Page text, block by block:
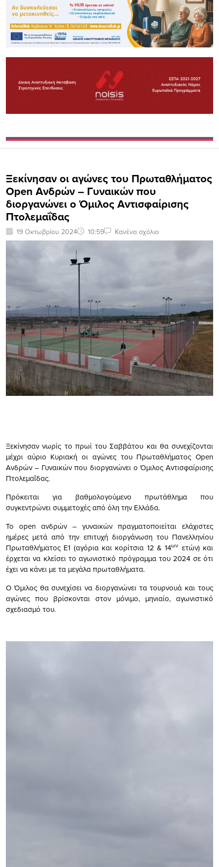
Ξεκίνησαν οι αγώνες του Πρωταθλήματος
Open Ανδρών – Γυναικών που
διοργανώνει ο Όμιλος Αντισφαίρισης
Πτολεμαΐδας
19 Οκτωβρίου 2024 10:59 Κανένα σχόλιο
Ξεκίνησαν νωρίς το πρωί του Σαββάτου και θα συνεχίζονται
μέχρι αύριο Κυριακή οι αγώνες του Πρωταθλήματος Open
Ανδρών – Γυναικών που διοργανώνει ο Όμιλος Αντισφαίρισης
Πτολεμαΐδας.
Πρόκειται για βαθμολογούμενο πρωτάθλημα που
συγκεντρώνει συμμετοχές από όλη την Ελλάδα.
Το open ανδρών – γυναικών πραγματοποιείται ελάχιστες
ημέρες μετά από την επιτυχή διοργάνωση του Πανελληνίου
Πρωταθλήματος Ε1 (αγόρια και κορίτσια 12 & 14ων ετών) και
έρχεται να κλείσει το αγωνιστικό πρόγραμμα του 2024 σε ότι
έχει να κάνει με τα μεγάλα πρωταθλήματα.
Ο Όμιλος θα συνεχίσει να διοργανώνει τα τουρνουά και τους
αγώνες που βρίσκονται στον μόνιμο, μηνιαίο, αγωνιστικό
σχεδιασμό του.